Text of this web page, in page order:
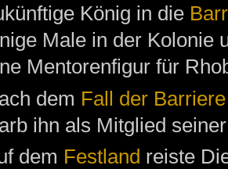
König in die
Male in der Kolonie
Mentorenfigur für
dem Fall der Barriere
ihn als Mitglied
dem Festland reiste